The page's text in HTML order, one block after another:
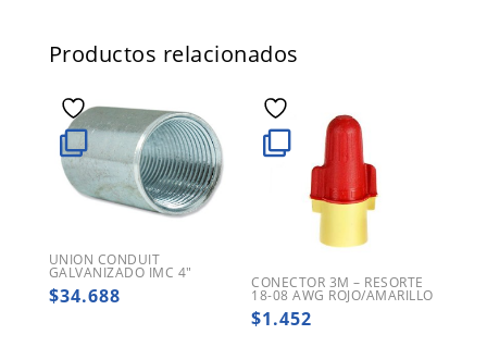
Productos relacionados
UNION CONDUIT
GALVANIZADO IMC 4″
$34.688
CONECTOR 3M – RESORTE
18-08 AWG ROJO/AMARILLO
$1.452